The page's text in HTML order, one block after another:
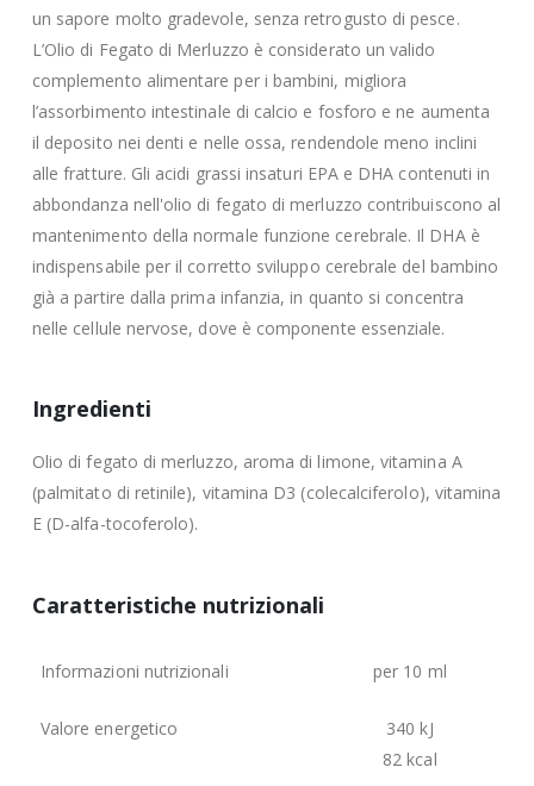
un sapore molto gradevole, senza retrogusto di pesce.
L’Olio di Fegato di Merluzzo è considerato un valido
complemento alimentare per i bambini, migliora
l’assorbimento intestinale di calcio e fosforo e ne aumenta
il deposito nei denti e nelle ossa, rendendole meno inclini
alle fratture. Gli acidi grassi insaturi EPA e DHA contenuti in
abbondanza nell'olio di fegato di merluzzo contribuiscono al
mantenimento della normale funzione cerebrale. Il DHA è
indispensabile per il corretto sviluppo cerebrale del bambino
già a partire dalla prima infanzia, in quanto si concentra
nelle cellule nervose, dove è componente essenziale.
Ingredienti
Olio di fegato di merluzzo, aroma di limone, vitamina A
(palmitato di retinile), vitamina D3 (colecalciferolo), vitamina
E (D-alfa-tocoferolo).
Caratteristiche nutrizionali
Informazioni nutrizionali per 10 ml
Valore energetico
340 kJ
82 kcal